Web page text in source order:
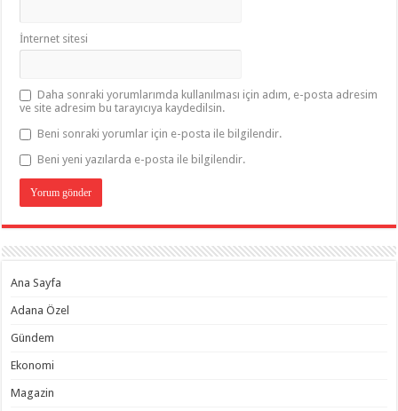
İnternet sitesi
Daha sonraki yorumlarımda kullanılması için adım, e-posta adresim
ve site adresim bu tarayıcıya kaydedilsin.
Beni sonraki yorumlar için e-posta ile bilgilendir.
Beni yeni yazılarda e-posta ile bilgilendir.
Ana Sayfa
Adana Özel
Gündem
Ekonomi
Magazin